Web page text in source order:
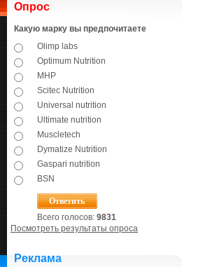
Опрос
Какую марку вы предпочитаете
Olimp labs
Optimum Nutrition
MHP
Scitec Nutrition
Universal nutrition
Ultimate nutrition
Muscletech
Dymatize Nutrition
Gaspari nutrition
BSN
Всего голосов: 9831
Посмотреть результаты опроса
Реклама